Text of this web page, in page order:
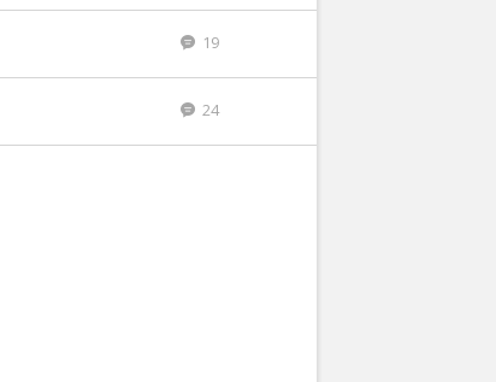
19
24